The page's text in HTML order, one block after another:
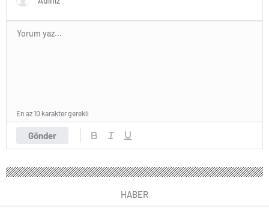
Gönder
En az 10 karakter gerekli
HABER